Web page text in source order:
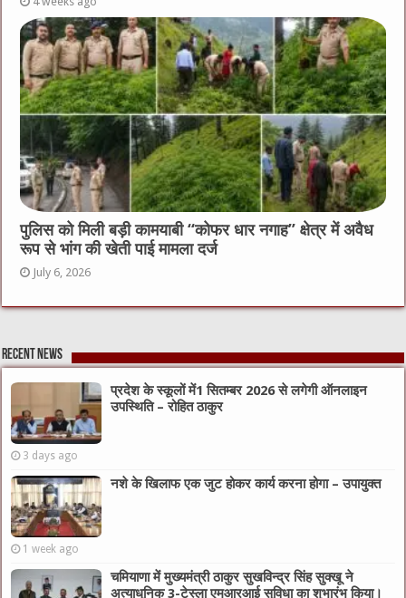
पुलिस को मिली बड़ी कामयाबी “कोफर धार नगाह” क्षेत्र में अवैध
रूप से भांग की खेती पाई मामला दर्ज
July 6, 2026
Recent News
प्रदेश के स्कूलों में1 सितम्बर 2026 से लगेगी ऑनलाइन
उपस्थिति – रोहित ठाकुर
3 days ago
नशे के खिलाफ एक जुट होकर कार्य करना होगा – उपायुक्त
1 week ago
चमियाणा में मुख्यमंत्री ठाकुर सुखविन्द्र सिंह सुक्खू ने
अत्याधुनिक 3-टेस्ला एमआरआई सुविधा का शुभारंभ किया।